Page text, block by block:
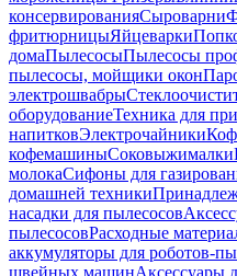
консервированияСыроварни
фритюрницыЯйцеварки
домаПылесосыПылесосы
пылесосы, мойщики окон
электрошвабры
оборудованиеТехника для
напитковЭлектрочайники
кофемашиныСоковыжималки
молокаСифоны для
домашней техники
насадки для пылесосов
пылесосовРасходные
аккумуляторы для роботов-
швейных машинАксессуары